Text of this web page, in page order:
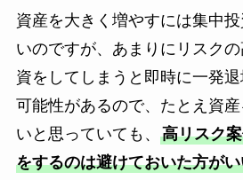
資産を大きく増やすには集中
いのですが、あまりにリスク
資をしてしまうと即時に一発
可能性があるので、たとえ資
いと思っていても、 高リスク
をするのは避けておいた方が